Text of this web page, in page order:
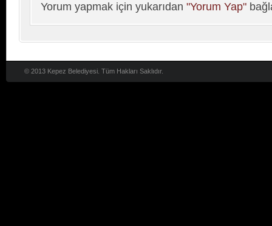
Yorum yapmak için yukarıdan "Yorum Yap"
© 2013 Kepez Belediyesi. Tüm Hakları Saklıdır.